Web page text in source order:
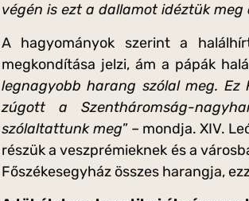
végén is ezt a dallamot idéztük meg
A hagyományok szerint a
megkondítása jelzi, ám a pápák
legnagyobb harang szólal meg.
zúgott a Szentháromság-
szólaltattunk meg” – mondja. XIV.
részük a veszprémieknek és a
Főszékesegyház összes harangja,